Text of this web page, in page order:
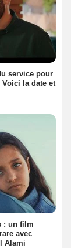
service pour
la date et
: un film
avec
Alami